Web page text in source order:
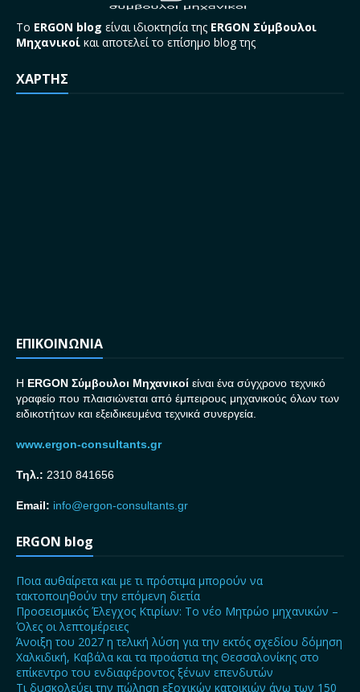
Το ERGON blog είναι ιδιοκτησία της ERGON Σύμβουλοι
Μηχανικοί και αποτελεί το επίσημο blog της
ΧΑΡΤΗΣ
ΕΠΙΚΟΙΝΩΝΙΑ
H ERGON Σύμβουλοι Μηχανικοί είναι ένα σύγχρονο τεχνικό
γραφείο που πλαισιώνεται από έμπειρους μηχανικούς όλων των
ειδικοτήτων και εξειδικευμένα τεχνικά συνεργεία.
www.ergon-consultants.gr
Τηλ.: 2310 841656
Email: info@ergon-consultants.gr
ERGON blog
Ποια αυθαίρετα και με τι πρόστιμα μπορούν να
τακτοποιηθούν την επόμενη διετία
Προσεισμικός Έλεγχος Κτιρίων: Το νέο Μητρώο μηχανικών –
Όλες οι λεπτομέρειες
Άνοιξη του 2027 η τελική λύση για την εκτός σχεδίου δόμηση
Χαλκιδική, Καβάλα και τα προάστια της Θεσσαλονίκης στο
επίκεντρο του ενδιαφέροντος ξένων επενδυτών
Τι δυσκολεύει την πώληση εξοχικών κατοικιών άνω των 150